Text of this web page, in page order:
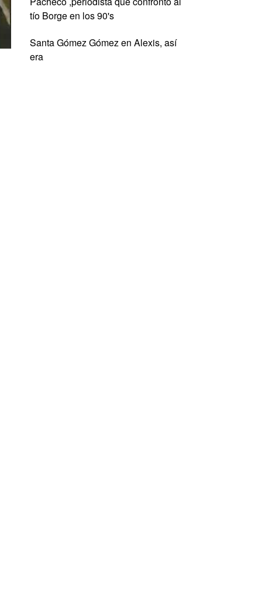
tío Borge en los 90's
Santa Gómez Gómezen Alexis, así
era